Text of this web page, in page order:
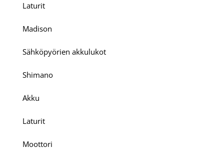
Laturit
Madison
Sähköpyörien akkulukot
Shimano
Akku
Laturit
Moottori